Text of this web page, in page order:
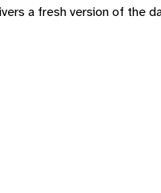
a fresh version of the